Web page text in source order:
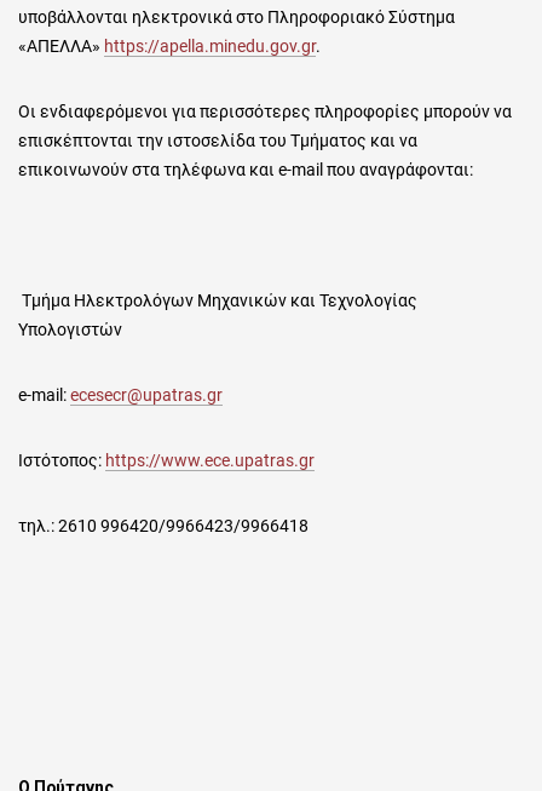
υποβάλλονται ηλεκτρονικά στο Πληροφοριακό Σύστημα
«ΑΠΕΛΛΑ» https://apella.minedu.gov.gr.
Οι ενδιαφερόμενοι για περισσότερες πληροφορίες μπορούν να
επισκέπτονται την ιστοσελίδα του Τμήματος και να
επικοινωνούν στα τηλέφωνα και e-mail που αναγράφονται:
Τμήμα Ηλεκτρολόγων Μηχανικών και Τεχνολογίας
Υπολογιστών
e-mail:ecesecr@upatras.gr
Ιστότοπος: https://www.ece.upatras.gr
τηλ.: 2610 996420/9966423/9966418